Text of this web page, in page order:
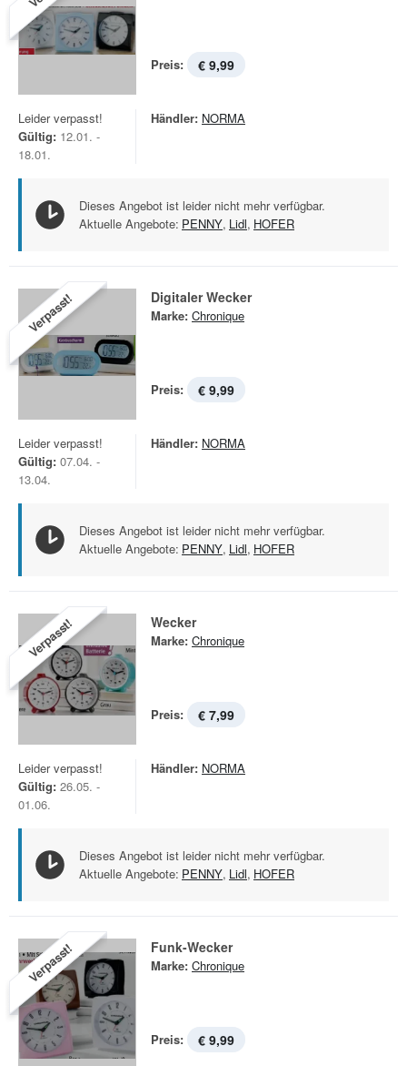
Preis: € 9,99
Leider verpasst!
Gültig: 12.01. -
18.01.
Händler: NORMA
Dieses Angebot ist leider nicht mehr verfügbar.
Aktuelle Angebote: PENNY, Lidl, HOFER
Verpasst! Digitaler Wecker
Marke: Chronique
Preis: € 9,99
Leider verpasst!
Gültig: 07.04. -
13.04.
Händler: NORMA
Dieses Angebot ist leider nicht mehr verfügbar.
Aktuelle Angebote: PENNY, Lidl, HOFER
Verpasst! Wecker
Marke: Chronique
Preis: € 7,99
Leider verpasst!
Gültig: 26.05. -
01.06.
Händler: NORMA
Dieses Angebot ist leider nicht mehr verfügbar.
Aktuelle Angebote: PENNY, Lidl, HOFER
Verpasst! Funk-Wecker
Marke: Chronique
Preis: € 9,99